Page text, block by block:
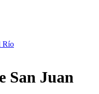
Río
San Juan